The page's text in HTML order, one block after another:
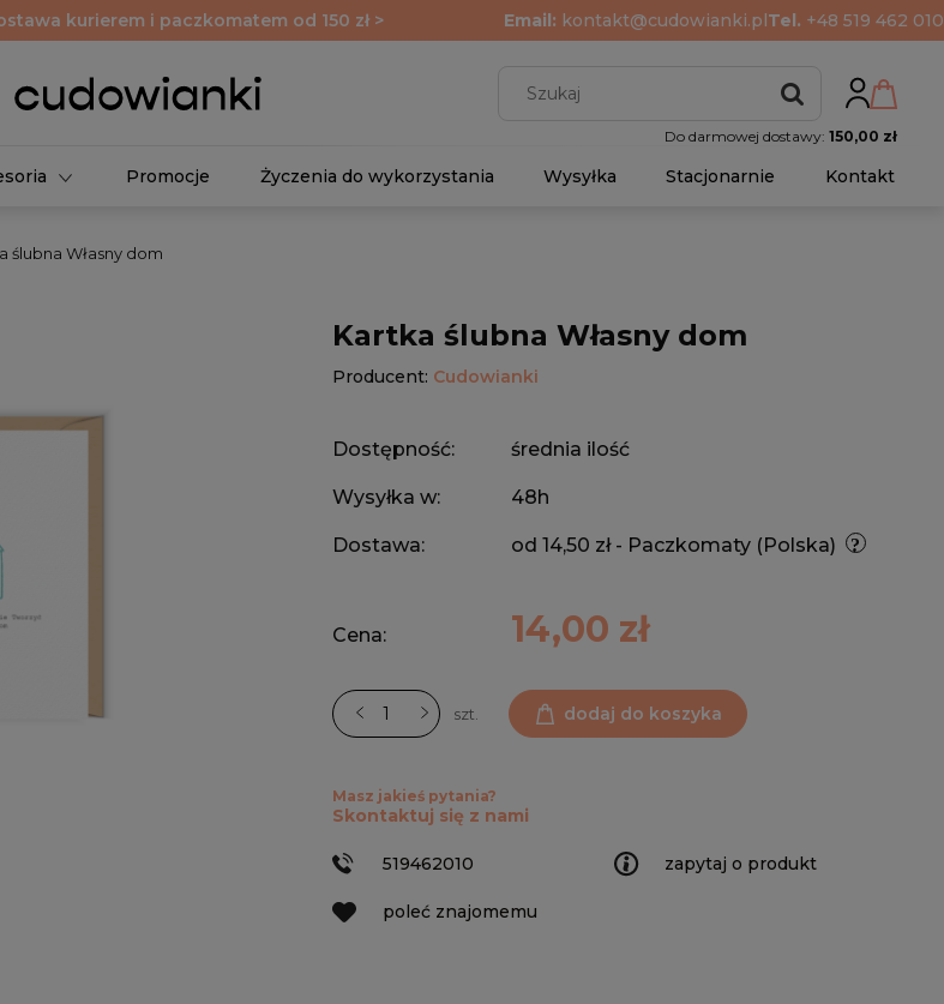
kurierem i paczkomatem od 150 zł > Email: kontakt@cudowianki.plTel. +48 519 462 010
Do darmowej dostawy: 150,00 zł
Promocje Życzenia do wykorzystania Wysyłka Stacjonarnie Kontakt
ślubna Własny dom
Kartka ślubna Własny dom
Producent: Cudowianki
Dostępność: średnia ilość
Wysyłka w: 48h
Dostawa: od 14,50 zł - Paczkomaty (Polska)
Cena: 14,00 zł
szt. dodaj do koszyka
zapytaj o produkt
poleć znajomemu
Masz jakieś pytania?
Skontaktuj się z nami
519462010